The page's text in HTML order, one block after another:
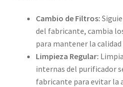
Cambio de Filtros:
del fabricante, cambia
para mantener la calidad
Limpieza Regular:
internas del purificador
fabricante para evitar la